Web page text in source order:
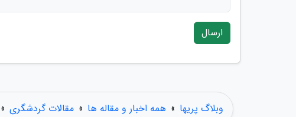
ارسال
وبلاگ پریها » همه اخبار و مقاله ها » مقالات گردشگری »